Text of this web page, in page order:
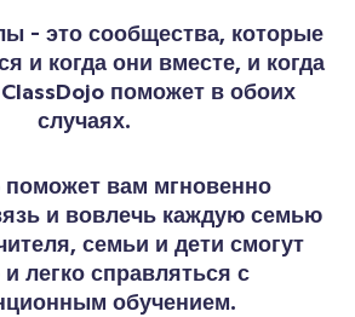
- это сообщества, которые
и когда они вместе, и когда
поможет в обоих
случаях.
поможет вам мгновенно
и вовлечь каждую семью
семьи и дети смогут
легко справляться с
обучением.